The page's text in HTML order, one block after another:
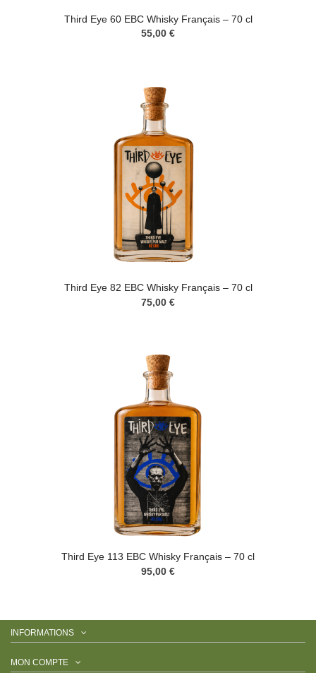
Third Eye 60 EBC Whisky Français – 70 cl
55,00 €
Third Eye 82 EBC Whisky Français – 70 cl
75,00 €
Third Eye 113 EBC Whisky Français – 70 cl
95,00 €
INFORMATIONS
MON COMPTE